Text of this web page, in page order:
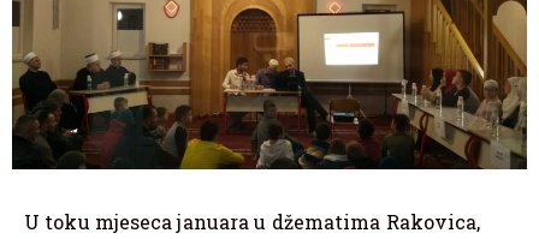
U toku mjeseca januara u džematima Rakovica,